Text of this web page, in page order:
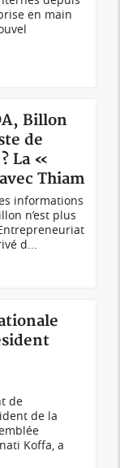
en main
Billon
de
La «
Thiam
informations
n’est plus
d...
de
de la
Koffa, a